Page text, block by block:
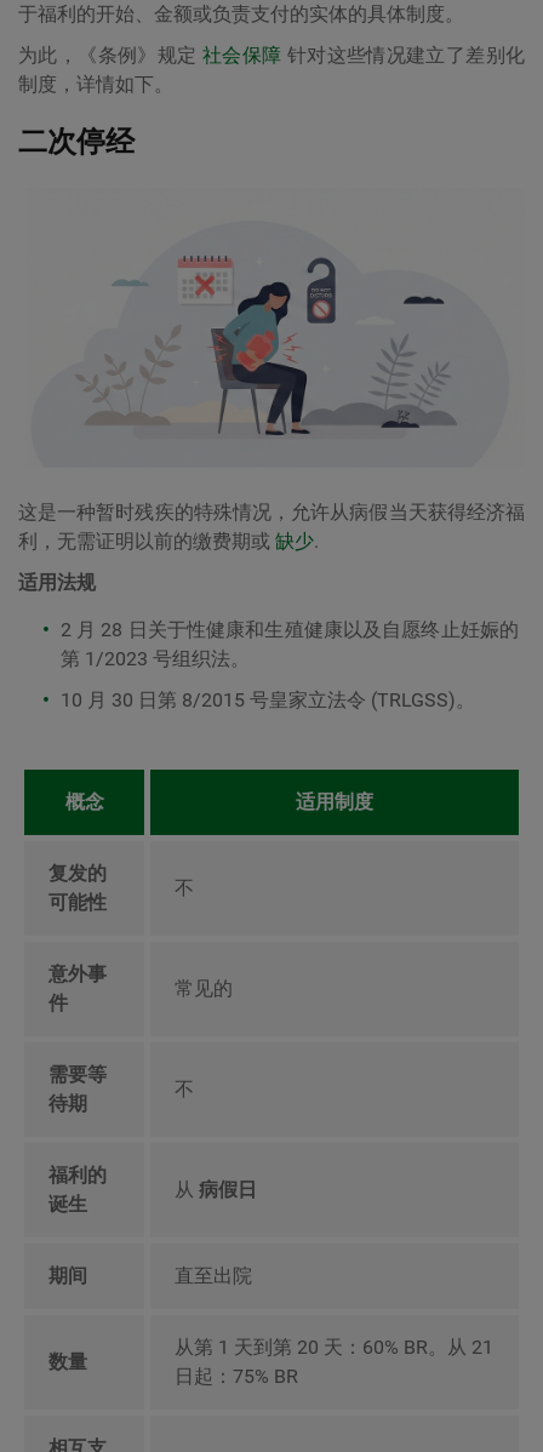
于福利的开始、金额或负责支付的实体的具体制度。
为此，《条例》规定 社会保障 针对这些情况建立了差别化
制度，详情如下。
二次停经
这是一种暂时残疾的特殊情况，允许从病假当天获得经济福
利，无需证明以前的缴费期或 缺少.
适用法规
2 月 28 日关于性健康和生殖健康以及自愿终止妊娠的
第 1/2023 号组织法。
10 月 30 日第 8/2015 号皇家立法令 (TRLGSS)。
概念 适用制度
复发的
可能性
不
意外事
件
常见的
需要等
待期
不
福利的
诞生
从 病假日
期间 直至出院
数量
从第 1 天到第 20 天：60% BR。从 21
日起：75% BR